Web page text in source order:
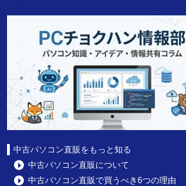
中古パソコン直販をもっと知る
中古パソコン直販について
中古パソコン直販で買うべき6つの理由